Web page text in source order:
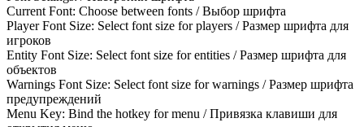
Current Font: Choose between fonts / Выбор шрифта
Player Font Size: Select font size for players / Размер шрифта для
игроков
Entity Font Size: Select font size for entities / Размер шрифта для
объектов
Warnings Font Size: Select font size for warnings / Размер шрифта
предупреждений
Menu Key: Bind the hotkey for menu / Привязка клавиши для